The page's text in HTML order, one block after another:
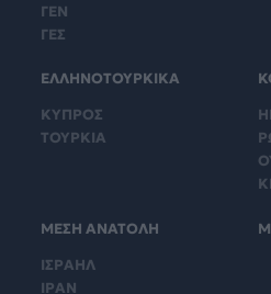
ΓΕΝ
ΓΕΣ
ΕΛΛΗΝΟΤΟΥΡΚΙΚΑ
ΚΥΠΡΟΣ
ΤΟΥΡΚΙΑ
ΜΕΣΗ ΑΝΑΤΟΛΗ
ΙΣΡΑΗΛ
ΙΡΑΝ